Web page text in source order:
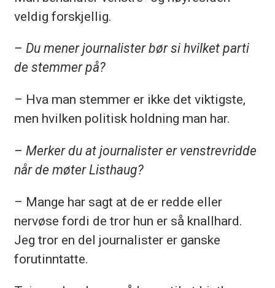
veldig forskjellig.
– Du mener journalister bør si hvilket parti
de stemmer på?
– Hva man stemmer er ikke det viktigste,
men hvilken politisk holdning man har.
– Merker du at journalister er venstrevridde
når de møter Listhaug?
– Mange har sagt at de er redde eller
nervøse fordi de tror hun er så knallhard.
Jeg tror en del journalister er ganske
forutinntatte.